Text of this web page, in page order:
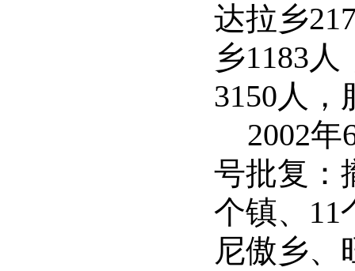
达拉乡
乡1183
3150人，
2002
号批复：
个镇、11
尼傲乡、